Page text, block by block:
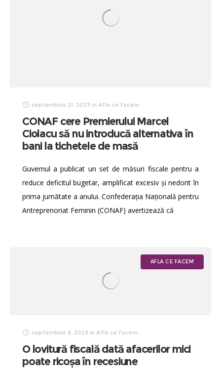
septembrie 21, 2023 in Afla ce facem
CONAF cere Premierului Marcel
Ciolacu să nu introducă alternativa în
bani la tichetele de masă
Guvernul a publicat un set de măsuri fiscale pentru a
reduce deficitul bugetar, amplificat excesiv și nedorit în
prima jumătate a anului. Confederația Națională pentru
Antreprenoriat Feminin (CONAF) avertizează că
AFLA CE FACEM
septembrie 8, 2023 in Afla ce facem
O lovitură fiscală dată afacerilor mici
poate ricoșa în recesiune